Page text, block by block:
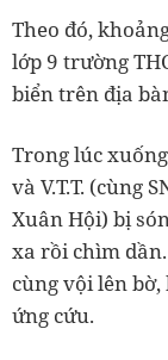
Theo đó,
lớp 9 trường
biển trên địa
Trong lúc xuống
và V.T.T. (cùng
Xuân Hội) bị
xa rồi chìm
cùng vội lên
ứng cứu.